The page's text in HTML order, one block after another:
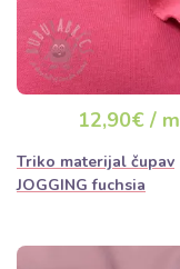
12,90€ / m
Triko materijal čupav
JOGGING fuchsia